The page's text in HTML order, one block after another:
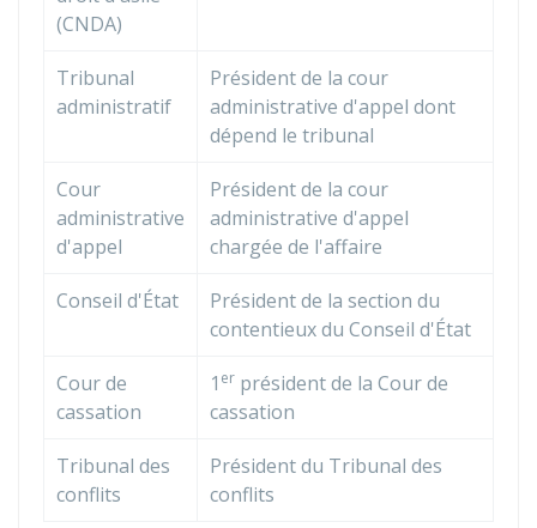
(CNDA)
Tribunal
administratif
Président de la cour
administrative d'appel dont
dépend le tribunal
Cour
administrative
d'appel
Président de la cour
administrative d'appel
chargée de l'affaire
Conseil d'État
Président de la section du
contentieux du Conseil d'État
Cour de
cassation
1 er président de la Cour de
cassation
Tribunal des
conflits
Président du Tribunal des
conflits